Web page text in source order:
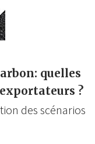
quelles
?
des scénarios